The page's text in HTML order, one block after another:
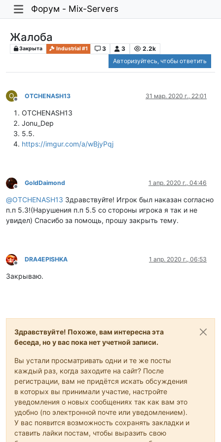
Форум - Mix-Servers
Жалоба
Закрыта Industrial #1 3 3
2.2k
Авторизуйтесь, чтобы ответить
O
Не в сети
OTCHENASH13 31 мар. 2020 г., 22:01
OTCHENASH13
Jonu_Dep
5.5.
https://imgur.com/a/wBjyPqj
Не в сети
GoldDaimond 1 апр. 2020 г., 04:46
@OTCHENASH13 Здравствуйте! Игрок был наказан согласно
п.п 5.3!(Нарушения п.п 5.5 со стороны игрока я так и не
увидел) Спасибо за помощь, прошу закрыть тему.
Не в сети
DRA4EPISHKA 1 апр. 2020 г., 06:53
Закрываю.
Здравствуйте! Похоже, вам интересна эта
беседа, но у вас пока нет учетной записи.
Вы устали просматривать одни и те же посты
каждый раз, когда заходите на сайт? После
регистрации, вам не придётся искать обсуждения
в которых вы принимали участие, настройте
уведомления о новых сообщениях так как вам это
удобно (по электронной почте или уведомлением).
У вас появится возможность сохранять закладки и
ставить лайки постам, чтобы выразить свою